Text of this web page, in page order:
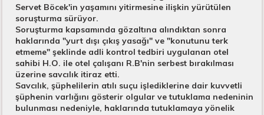
Servet Böcek'in yaşamını yitirmesine ilişkin yürütülen
soruşturma sürüyor.
Soruşturma kapsamında gözaltına alındıktan sonra
haklarında "yurt dışı çıkış yasağı" ve "konutunu terk
etmeme" şeklinde adli kontrol tedbiri uygulanan otel
sahibi H.O. ile otel çalışanı R.B'nin serbest bırakılması
üzerine savcılık itiraz etti.
Savcılık, şüphelilerin atılı suçu işlediklerine dair kuvvetli
şüphenin varlığını gösterir olgular ve tutuklama nedeninin
bulunması nedeniyle, haklarında tutuklamaya yönelik